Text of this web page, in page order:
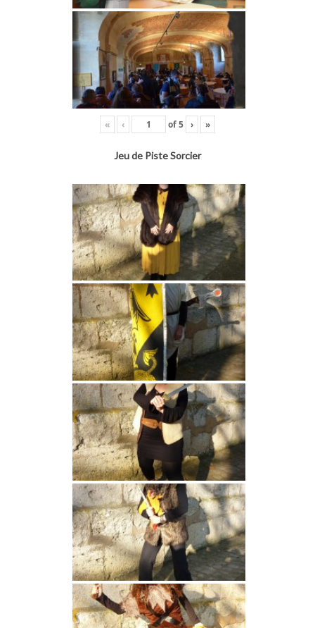
« ‹ of5 › »
Jeu de Piste Sorcier